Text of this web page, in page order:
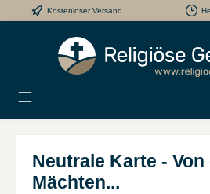
Zum Hauptinhalt springen
Kostenloser Versand
Neutrale Karte - Von
Mächten...